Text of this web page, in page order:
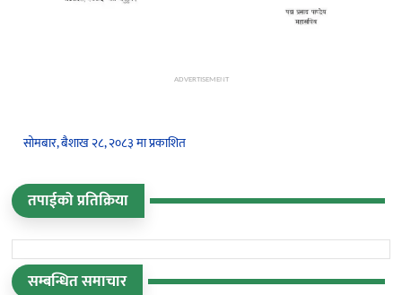
ADVERTISEMENT
सोमबार, बैशाख २८, २०८३ मा प्रकाशित
तपाईको प्रतिक्रिया
सम्बन्धित समाचार